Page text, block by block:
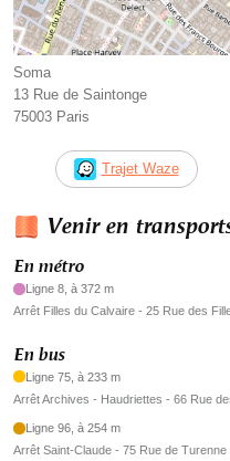
Soma
13 Rue de Saintonge
75003 Paris
Trajet Waze
Venir en
En métro
Ligne 8, à 372 m
Arrêt Filles du Calvaire - 25 Rue des
En bus
Ligne 75, à 233 m
Arrêt Archives - Haudriettes - 66 Rue
Ligne 96, à 254 m
Arrêt Saint-Claude - 75 Rue de Turenne